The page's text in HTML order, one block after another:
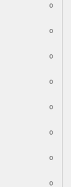
0
0
0
0
0
0
0
0